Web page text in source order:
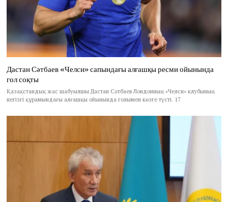
Дастан Сәтбаев «Челси» сапындағы алғашқы ресми ойынында
гол соқты
Қазақстандық жас шабуылшы Дастан Сәтбаев Лондонның «Челси» клубының
негізгі құрамындағы алғашқы ойынында голымен көзге түсті. 17